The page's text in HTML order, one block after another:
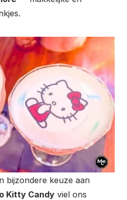
bijzondere keuze aan
Kitty Candy viel ons